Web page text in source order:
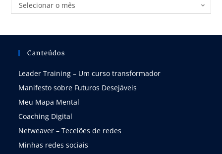
Selecionar o mês
Canteúdos
Leader Training – Um curso transformador
Manifesto sobre Futuros Desejáveis
Meu Mapa Mental
Coaching Digital
Netweaver – Tecelões de redes
Minhas redes sociais